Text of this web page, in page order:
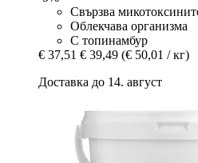
Свързва
Облекчава организма
С топинамбур
€ 37,51 € 39,49 (€ 50,01 / кг)
Доставка до 14. август